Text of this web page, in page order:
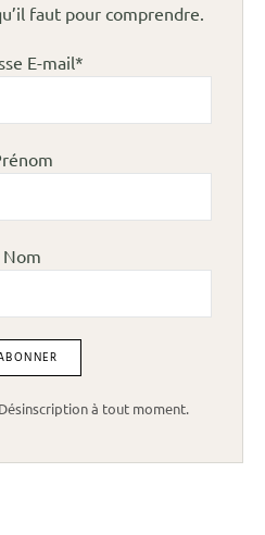
faut pour comprendre.
E-mail*
Nom
à tout moment.